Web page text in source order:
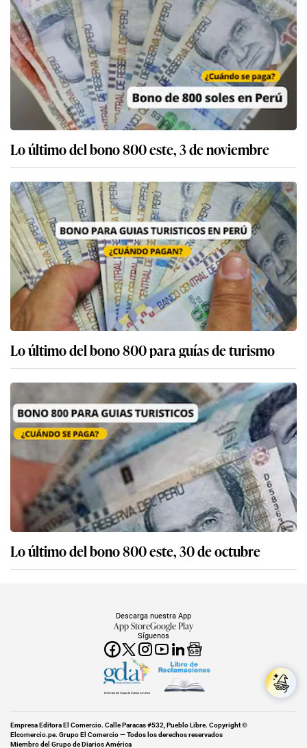
Lo último del bono 800 este, 3 de noviembre
Lo último del bono 800 para guías de turismo
Lo último del bono 800 este, 30 de octubre
Síguenos
Descarga nuestra App
App StoreGoogle Play
Miembro del Grupo de Diarios América
Empresa Editora El Comercio. Calle Paracas #532, Pueblo Libre. Copyright ©
Elcomercio.pe. Grupo El Comercio — Todos los derechos reservados
Miembro del Grupo de Diarios América